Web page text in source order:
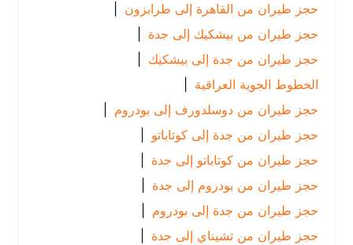
حجز طيران من القاهرة إلى طرابزون |
حجز طيران من بيشكيك إلى جدة
حجز طيران من جدة إلى بيشكيك |
الخطوط الجوية العراقية
حجز طيران من دوسلدورف إلى بودروم |
حجز طيران من جدة إلى كوتاباتو |
حجز طيران من كوتاباتو إلى جدة
حجز طيران من بودروم إلى جدة
حجز طيران من جدة إلى بودروم |
حجز طيران من تشيناي إلى جدة